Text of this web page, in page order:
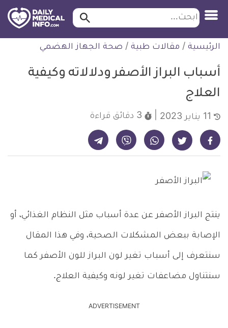
التخطي
للمحتوى
طبية
ابحث ابحث…
الرئيسية / مقالات طبية / صحة الجهاز الهضمي
أسباب البراز الأصفر ودلالاته وكيفية
العلاج
3 دقائق قراءة
شارك على فيسبوك - ديلي ميديكال انفو شارك على تويتر - ديلي ميديكال انفو شارك على واتساب - ديلي ميديكال انفو شارك على فايبر - ديلي ميديكال انفو شارك على تيليجرام - ديلي ميديكال انفو
ينتج البراز الأصفر عن عدة أسباب مثل النظام الغذائي، أو
الإصابة ببعض المشكلات الصحية، وفي هذا المقال
سنتعرف إلى أسباب تغير لون البراز للون الأصفر كما
سنتناول مضاعفات تغير لونه وكيفية العلاج.
ADVERTISEMENT